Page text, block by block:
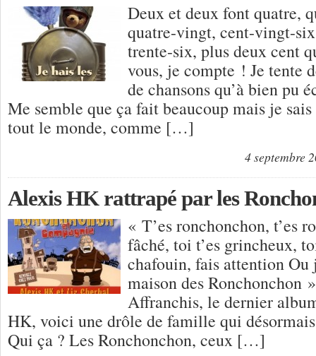
Deux et deux font quatre,
quatre-vingt, cent-vingt-
trente-six, plus deux cent
vous, je compte ! Je tente
de chansons qu’à bien pu
Me semble que ça fait beaucoup mais je
tout le monde, comme […]
4 septembre
Alexis HK rattrapé par les
« T’es ronchonchon, t’es
fâché, toi t’es grincheux,
chafouin, fais attention Ou
maison des Ronchonchon
Affranchis, le dernier
HK, voici une drôle de famille qui
Qui ça ? Les Ronchonchon, ceux […]